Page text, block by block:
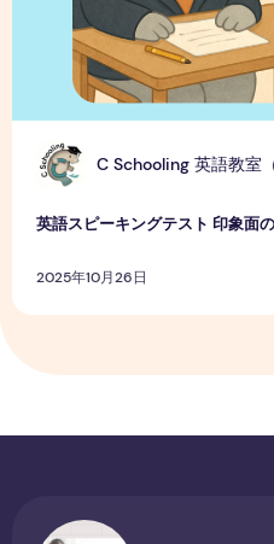
C
英語スピーキングテスト 印象面
2025年10月26日